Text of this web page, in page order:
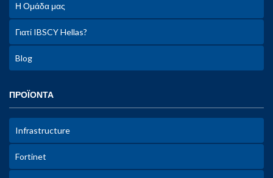
Η Ομάδα μας
Γιατί IBSCY Hellas?
Blog
ΠΡΟΪΟΝΤΑ
Infrastructure
Fortinet